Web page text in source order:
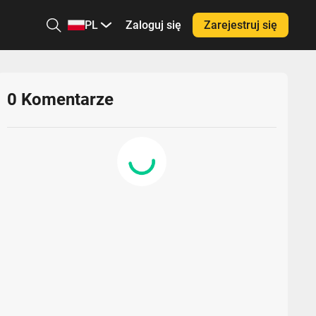
PL Zaloguj się Zarejestruj się
0 Komentarze